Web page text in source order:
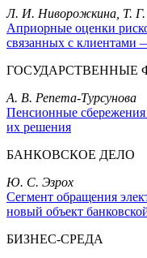
Л. И. Ниворожкина, Т. Г.
Априорные оценки
связанных с
ГОСУДАРСТВЕННЫЕ
А. В. Репета-Турсунова
Пенсионные
их решения
БАНКОВСКОЕ ДЕЛО
Ю. С. Эзрох
Сегмент обращения
новый объект
БИЗНЕС-СРЕДА